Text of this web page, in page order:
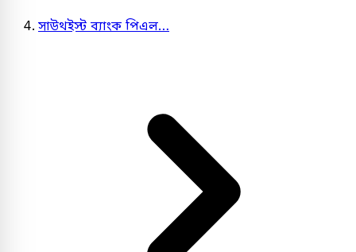
সাউথইস্ট ব্যাংক পিএল…